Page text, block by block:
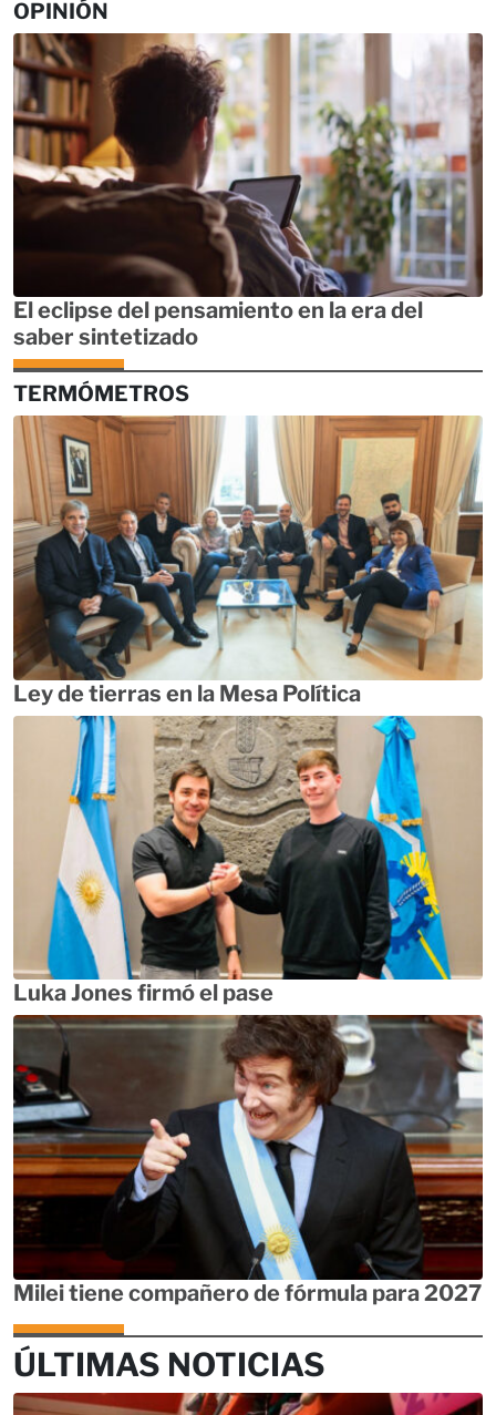
OPINIÓN
El eclipse del pensamiento en la era del
saber sintetizado
TERMÓMETROS
Ley de tierras en la Mesa Política
Luka Jones firmó el pase
Milei tiene compañero de fórmula para 2027
ÚLTIMAS NOTICIAS